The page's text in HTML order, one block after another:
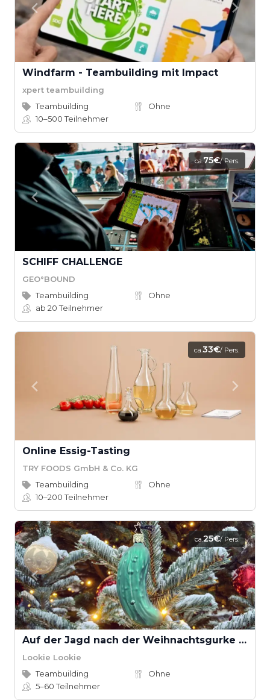
Windfarm - Teambuilding mit Impact
xpert teambuilding
Teambuilding
Ohne
10–500Teilnehmer
ca.75€/ Pers.
SCHIFF CHALLENGE
GEO°BOUND
Teambuilding
Ohne
ab 20Teilnehmer
ca.33€/ Pers.
Online Essig-Tasting
TRY FOODS GmbH & Co. KG
Teambuilding
Ohne
10–200Teilnehmer
ca.25€/ Pers.
Auf der Jagd nach der Weihnachtsgurke - das festlich-fröhliche Suchspiel
Lookie Lookie
Teambuilding
Ohne
5–60Teilnehmer